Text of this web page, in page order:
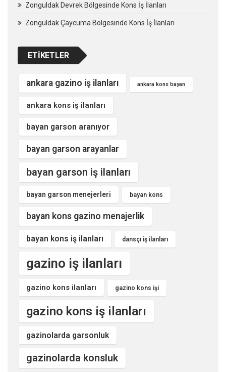
Zonguldak Devrek Bölgesinde Kons İş İlanları
Zonguldak Çaycuma Bölgesinde Kons İş İlanları
ETIKETLER
ankara gazino iş ilanları ankara kons bayan
ankara kons iş ilanları
bayan garson aranıyor
bayan garson arayanlar
bayan garson iş ilanları
bayan garson menejerleri bayan kons
bayan kons gazino menajerlik
bayan kons iş ilanları dansçı iş ilanları
gazino iş ilanları
gazino kons ilanları gazino kons işi
gazino kons iş ilanları
gazinolarda garsonluk
gazinolarda konsluk